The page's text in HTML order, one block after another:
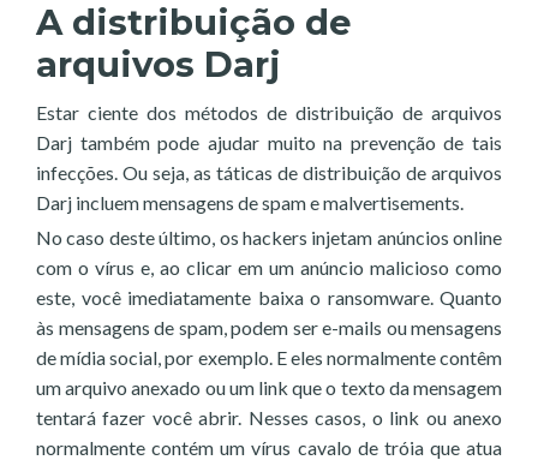
A distribuição de
arquivos Darj
Estar ciente dos métodos de distribuição de arquivos
Darj também pode ajudar muito na prevenção de tais
infecções. Ou seja, as táticas de distribuição de arquivos
Darj incluem mensagens de spam e malvertisements.
No caso deste último, os hackers injetam anúncios online
com o vírus e, ao clicar em um anúncio malicioso como
este, você imediatamente baixa o ransomware. Quanto
às mensagens de spam, podem ser e-mails ou mensagens
de mídia social, por exemplo. E eles normalmente contêm
um arquivo anexado ou um link que o texto da mensagem
tentará fazer você abrir. Nesses casos, o link ou anexo
normalmente contém um vírus cavalo de tróia que atua